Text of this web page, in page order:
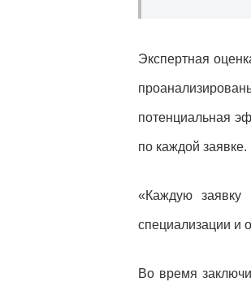
Экспертная
потенциальная
по каждой заявке.
«Каждую заявку
специализации и
Во время